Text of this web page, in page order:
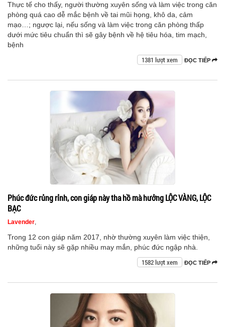
Thực tế cho thấy, người thường xuyên sống và làm việc trong căn
phòng quá cao dễ mắc bệnh về tai mũi họng, khô da, cảm
mạo…; ngược lại, nếu sống và làm việc trong căn phòng thấp
dưới mức tiêu chuẩn thì sẽ gây bệnh về hệ tiêu hóa, tim mạch,
bệnh
ĐỌC TIẾP
1381 lượt xem
Phúc đức rủng rỉnh, con giáp này tha hồ mà hưởng LỘC VÀNG, LỘC
BẠC
Lavender,
Trong 12 con giáp năm 2017, nhờ thường xuyên làm việc thiện,
những tuổi này sẽ gặp nhiều may mắn, phúc đức ngập nhà.
ĐỌC TIẾP
1582 lượt xem